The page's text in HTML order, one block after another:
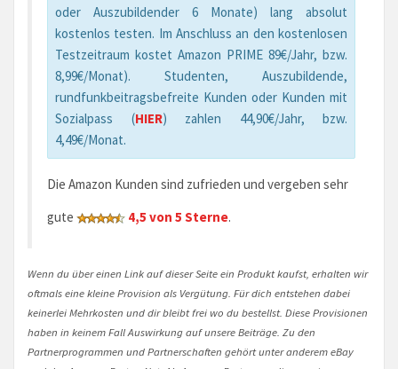
oder Auszubildender 6 Monate) lang absolut
kostenlos testen. Im Anschluss an den kostenlosen
Testzeitraum kostet Amazon PRIME 89€/Jahr, bzw.
8,99€/Monat). Studenten, Auszubildende,
rundfunkbeitragsbefreite Kunden oder Kunden mit
Sozialpass (HIER) zahlen 44,90€/Jahr, bzw.
4,49€/Monat.
Die Amazon Kunden sind zufrieden und vergeben sehr
gute
4,5 von 5 Sterne.
Wenn du über einen Link auf dieser Seite ein Produkt kaufst, erhalten wir
oftmals eine kleine Provision als Vergütung. Für dich entstehen dabei
keinerlei Mehrkosten und dir bleibt frei wo du bestellst. Diese Provisionen
haben in keinem Fall Auswirkung auf unsere Beiträge. Zu den
Partnerprogrammen und Partnerschaften gehört unter anderem eBay